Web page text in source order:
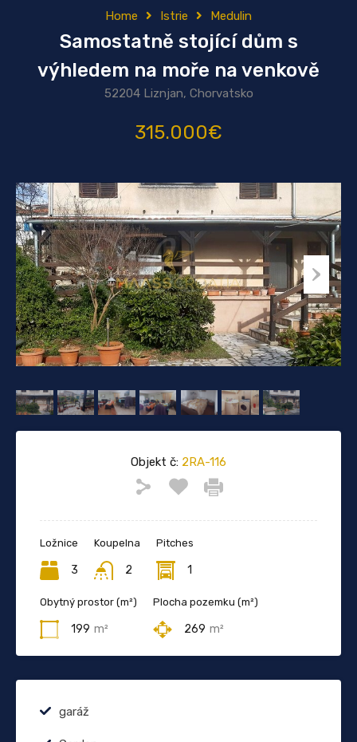
Home Istrie Medulin
Samostatně stojící dům s
výhledem na moře na venkově
52204 Liznjan, Chorvatsko
315.000€
Objekt č: 2RA-116
Ložnice
3
Koupelna
2
Pitches
1
Obytný prostor (m²)
199 m²
Plocha pozemku (m²)
269 m²
garáž